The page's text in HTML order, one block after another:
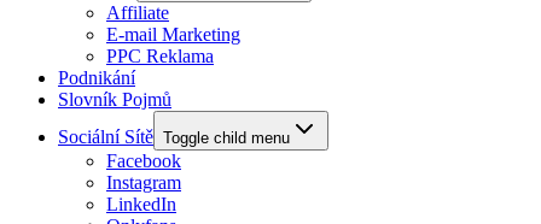
Affiliate
E-mail Marketing
PPC Reklama
Podnikání
Slovník Pojmů
Sociální Sítě Toggle child menu
Facebook
Instagram
LinkedIn